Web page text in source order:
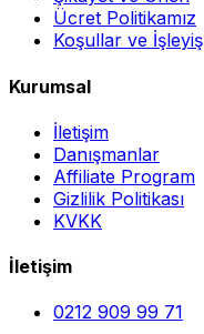
Ücret Politikamız
Koşullar ve İşleyiş
Kurumsal
İletişim
Danışmanlar
Affiliate Program
Gizlilik Politikası
KVKK
İletişim
0212 909 99 71